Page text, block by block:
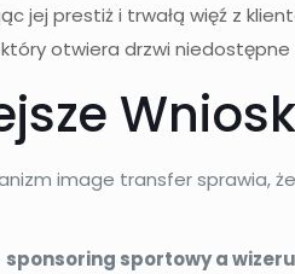
jej prestiż i trwałą więź z
otwiera drzwi niedostępne
image transfer sprawia,
sponsoring sportowy a